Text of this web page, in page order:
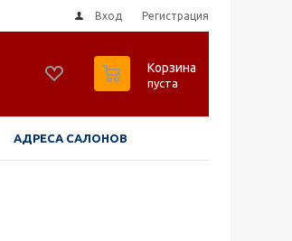
Вход Регистрация
Корзина
пуста
АДРЕСА САЛОНОВ